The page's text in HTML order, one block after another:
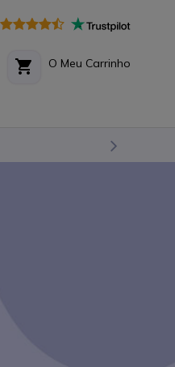
O Meu Carrinho